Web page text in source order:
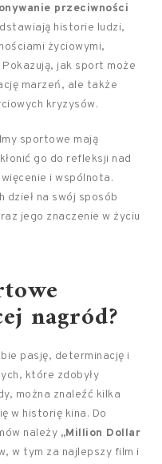
przeciwności
historie ludzi,
życiowymi,
jak sport może
marzeń, ale także
kryzysów.
sportowe mają
go do refleksji nad
i wspólnota.
na swój sposób
jego znaczenie w życiu
nagród?
pasję, determinację i
które zdobyły
można znaleźć kilka
w historię kina. Do
należy „Million Dollar
w tym za najlepszy film i